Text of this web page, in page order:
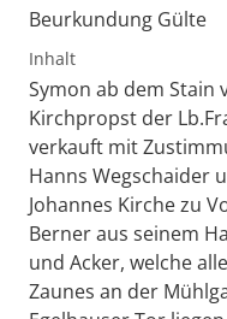
Beurkundung Gülte
Inhalt
Symon ab dem Stain
Kirchpropst der
verkauft mit
Hanns Wegschaider
Johannes Kirche zu
Berner aus seinem
und Acker, welche
Zaunes an der